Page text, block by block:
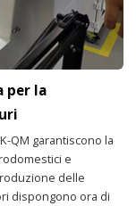
per la
QM garantiscono la
e
delle
dispongono ora di